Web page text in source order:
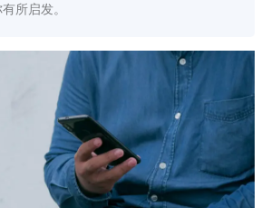
所启发。